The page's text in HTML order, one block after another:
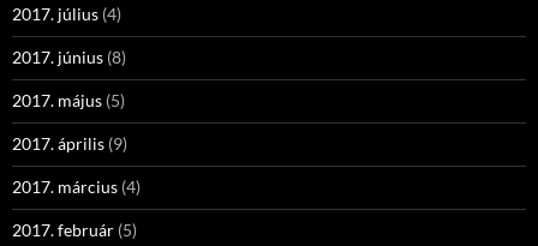
2017. július (4)
2017. június (8)
2017. május (5)
2017. április (9)
2017. március (4)
2017. február (5)